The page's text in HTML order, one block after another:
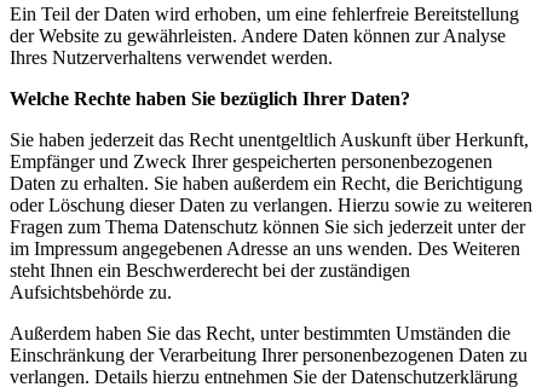
Ein Teil der Daten wird erhoben, um eine fehlerfreie Bereitstellung
der Website zu gewährleisten. Andere Daten können zur Analyse
Ihres Nutzerverhaltens verwendet werden.
Welche Rechte haben Sie bezüglich Ihrer Daten?
Sie haben jederzeit das Recht unentgeltlich Auskunft über Herkunft,
Empfänger und Zweck Ihrer gespeicherten personenbezogenen
Daten zu erhalten. Sie haben außerdem ein Recht, die Berichtigung
oder Löschung dieser Daten zu verlangen. Hierzu sowie zu weiteren
Fragen zum Thema Datenschutz können Sie sich jederzeit unter der
im Impressum angegebenen Adresse an uns wenden. Des Weiteren
steht Ihnen ein Beschwerderecht bei der zuständigen
Aufsichtsbehörde zu.
Außerdem haben Sie das Recht, unter bestimmten Umständen die
Einschränkung der Verarbeitung Ihrer personenbezogenen Daten zu
verlangen. Details hierzu entnehmen Sie der Datenschutzerklärung